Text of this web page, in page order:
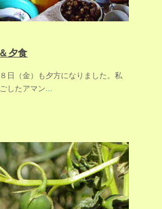
夕食
日（金）も夕方になりました。私
したアマン...